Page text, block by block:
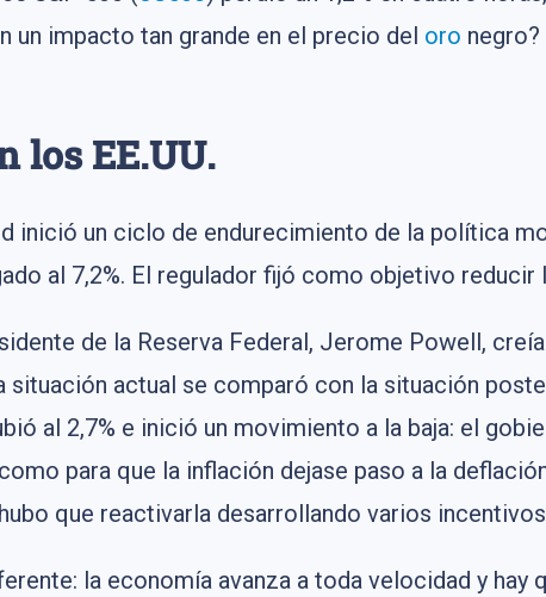
un impacto tan grande en el precio del oro
los EE.UU.
inició un ciclo de endurecimiento de la política
al 7,2%. El regulador fijó como objetivo reducir
de la Reserva Federal, Jerome Powell,
situación actual se comparó con la situación
al 2,7% e inició un movimiento a la baja: el
para que la inflación dejase paso a la
que reactivarla desarrollando varios
la economía avanza a toda velocidad y hay